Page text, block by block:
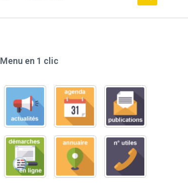
Menu en 1 clic